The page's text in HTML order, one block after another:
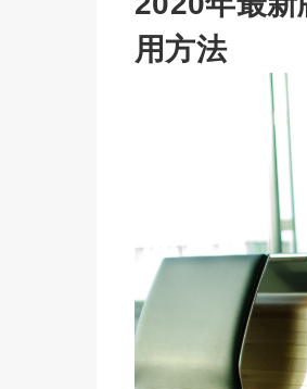
用方法